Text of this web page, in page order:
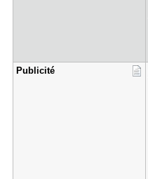
Publicité